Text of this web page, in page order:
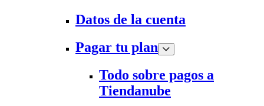
Datos de la cuenta
Pagar tu plan
Todo sobre pagos a
Tiendanube